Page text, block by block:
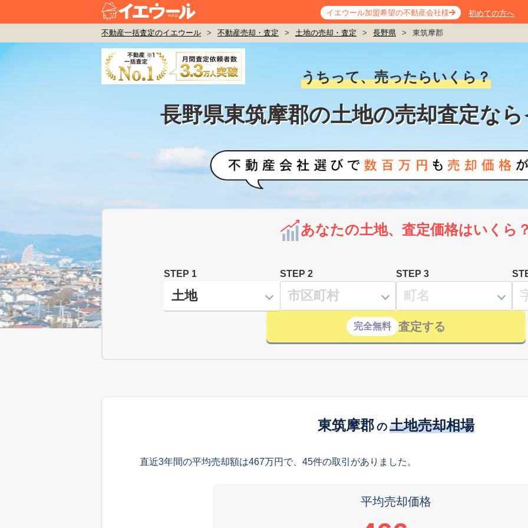
イエウール加盟希望の不動産会社様 初めての方へ
不動産一括査定のイエウール > 不動産売却・査定 > 土地の売却・査定 > 長野県 > 東筑摩郡
うちって、売ったらいくら？
長野県東筑摩郡の土地の売却査定な
あなたの土地、査定価格はいくら
STEP 1 STEP 2 STEP 3
完全無料 査定する
東筑摩郡 の 土地売却相場
直近3年間の平均売却額は467万円で、45件の取引がありました。
平均売却価格